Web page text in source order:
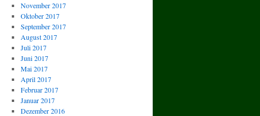
November 2017
Oktober 2017
September 2017
August 2017
Juli 2017
Juni 2017
Mai 2017
April 2017
Februar 2017
Januar 2017
Dezember 2016